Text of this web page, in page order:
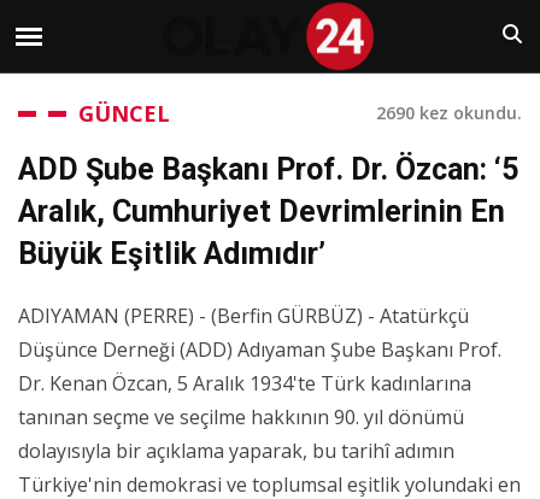
GÜNCEL 2690 kez okundu.
ADD Şube Başkanı Prof. Dr. Özcan: ‘5
Aralık, Cumhuriyet Devrimlerinin En
Büyük Eşitlik Adımıdır’
ADIYAMAN (PERRE) - (Berfin GÜRBÜZ) - Atatürkçü
Düşünce Derneği (ADD) Adıyaman Şube Başkanı Prof.
Dr. Kenan Özcan, 5 Aralık 1934'te Türk kadınlarına
tanınan seçme ve seçilme hakkının 90. yıl dönümü
dolayısıyla bir açıklama yaparak, bu tarihî adımın
Türkiye'nin demokrasi ve toplumsal eşitlik yolundaki en